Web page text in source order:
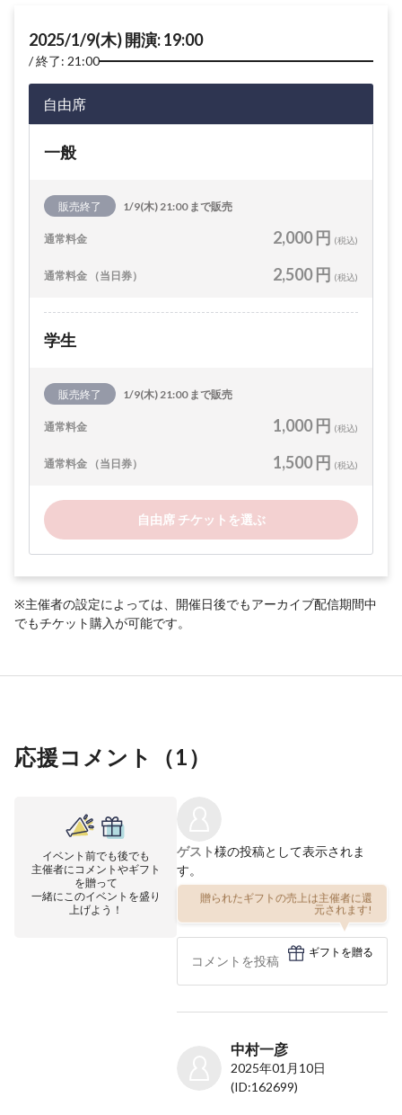
2025/1/9(木) 開演: 19:00
終了: 21:00
自由席
一般
販売終了 1/9(木) 21:00 まで販売
通常料金 2,000 円 (税込)
通常料金 （当日券） 2,500 円 (税込)
学生
販売終了 1/9(木) 21:00 まで販売
通常料金 1,000 円 (税込)
通常料金 （当日券） 1,500 円 (税込)
自由席 チケットを選ぶ
※主催者の設定によっては、開催日後でもアーカイブ配信期間中
でもチケット購入が可能です。
応援コメント（1）
イベント前でも後でも
主催者にコメントやギフト
を贈って
一緒にこのイベントを盛り
上げよう！
ゲスト様の投稿として表示されま
す。
贈られたギフトの売上は主催者に還
元されます!
ギフトを贈る
中村一彦
2025年01月10日
(ID:162699)